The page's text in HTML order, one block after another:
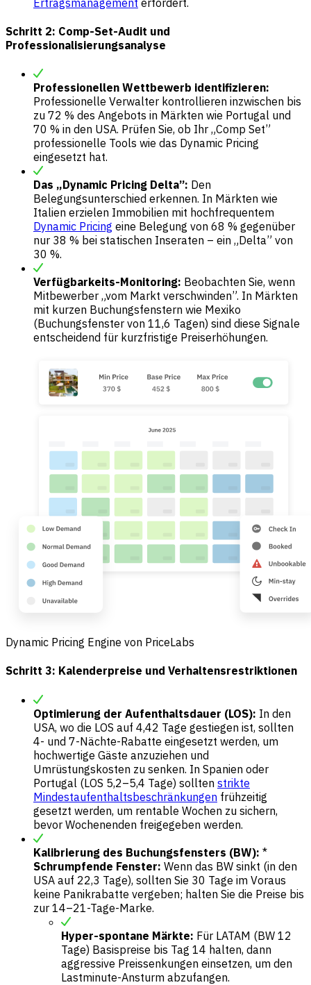
Schritt 2: Comp-Set-Audit und
Professionalisierungsanalyse
Professionellen Wettbewerb identifizieren:
Professionelle Verwalter kontrollieren inzwischen bis
zu 72 % des Angebots in Märkten wie Portugal und
70 % in den USA. Prüfen Sie, ob Ihr „Comp Set”
professionelle Tools wie das Dynamic Pricing
eingesetzt hat.
Das „Dynamic Pricing Delta”: Den
Belegungsunterschied erkennen. In Märkten wie
Italien erzielen Immobilien mit hochfrequentem
Dynamic Pricing eine Belegung von 68 % gegenüber
nur 38 % bei statischen Inseraten – ein „Delta” von
30 %.
Verfügbarkeits-Monitoring: Beobachten Sie, wenn
Mitbewerber „vom Markt verschwinden”. In Märkten
mit kurzen Buchungsfenstern wie Mexiko
(Buchungsfenster von 11,6 Tagen) sind diese Signale
entscheidend für kurzfristige Preiserhöhungen.
Dynamic Pricing Engine von PriceLabs
Schritt 3: Kalenderpreise und Verhaltensrestriktionen
Optimierung der Aufenthaltsdauer (LOS): In den
USA, wo die LOS auf 4,42 Tage gestiegen ist, sollten
4- und 7-Nächte-Rabatte eingesetzt werden, um
hochwertige Gäste anzuziehen und
Umrüstungskosten zu senken. In Spanien oder
Portugal (LOS 5,2–5,4 Tage) sollten strikte
Mindestaufenthaltsbeschränkungen frühzeitig
gesetzt werden, um rentable Wochen zu sichern,
bevor Wochenenden freigegeben werden.
Kalibrierung des Buchungsfensters (BW): *
Schrumpfende Fenster: Wenn das BW sinkt (in den
USA auf 22,3 Tage), sollten Sie 30 Tage im Voraus
keine Panikrabatte vergeben; halten Sie die Preise bis
zur 14–21-Tage-Marke.
Hyper-spontane Märkte: Für LATAM (BW 12
Tage) Basispreise bis Tag 14 halten, dann
aggressive Preissenkungen einsetzen, um den
Lastminute-Ansturm abzufangen.